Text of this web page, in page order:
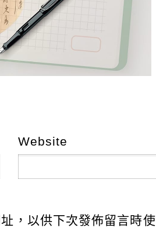
Website
，以供下次發佈留言時使